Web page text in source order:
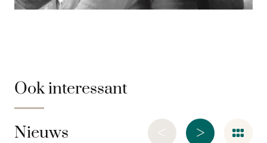
Ook interessant
Nieuws >
<